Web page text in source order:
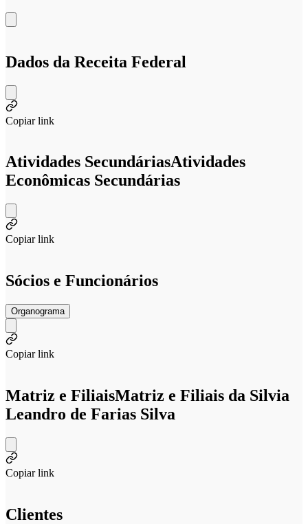
Dados da Receita Federal
Copiar link
Atividades SecundáriasAtividades
Econômicas Secundárias
Copiar link
Sócios e Funcionários
Organograma
Copiar link
Matriz e FiliaisMatriz e Filiais da Silvia
Leandro de Farias Silva
Copiar link
Clientes